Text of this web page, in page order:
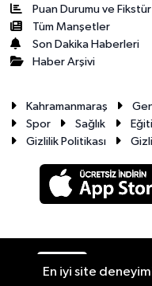
Puan Durumu ve Fikstür
Tüm Manşetler
Son Dakika Haberleri
Haber Arşivi
Kahramanmaraş
Spor
Sağlık
Gizlilik Politikası
En iyi site